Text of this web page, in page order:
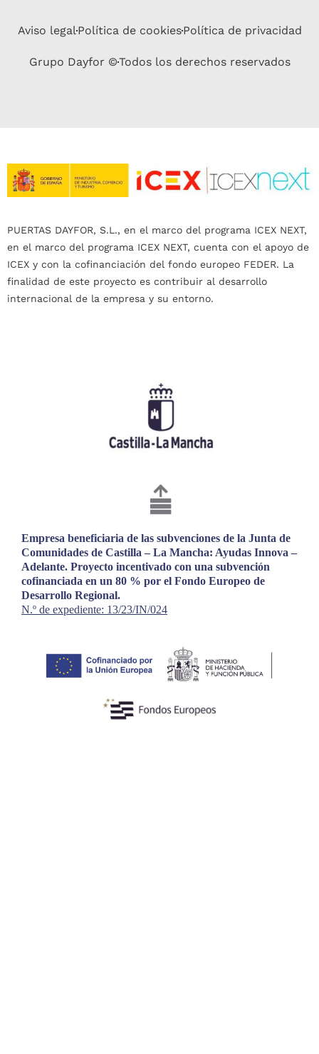
Aviso legalPolítica de cookiesPolítica de privacidad
Grupo Dayfor ©Todos los derechos reservados
PUERTAS DAYFOR, S.L., en el marco del programa ICEX NEXT,
en el marco del programa ICEX NEXT, cuenta con el apoyo de
ICEX y con la cofinanciación del fondo europeo FEDER. La
finalidad de este proyecto es contribuir al desarrollo
internacional de la empresa y su entorno.
Empresa beneficiaria de las subvenciones de la Junta de
Comunidades de Castilla – La Mancha: Ayudas Innova –
Adelante. Proyecto incentivado con una subvención
cofinanciada en un 80 % por el Fondo Europeo de
Desarrollo Regional.
N.º de expediente: 13/23/IN/024